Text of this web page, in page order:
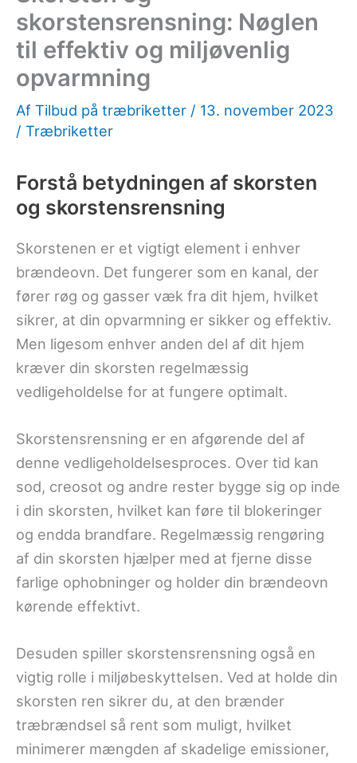
skorstensrensning: Nøglen
til effektiv og miljøvenlig
opvarmning
Af Tilbud på træbriketter / 13. november 2023
/ Træbriketter
Forstå betydningen af ​​skorsten
og skorstensrensning
Skorstenen er et vigtigt element i enhver
brændeovn. Det fungerer som en kanal, der
fører røg og gasser væk fra dit hjem, hvilket
sikrer, at din opvarmning er sikker og effektiv.
Men ligesom enhver anden del af dit hjem
kræver din skorsten regelmæssig
vedligeholdelse for at fungere optimalt.
Skorstensrensning er en afgørende del af
denne vedligeholdelsesproces. Over tid kan
sod, creosot og andre rester bygge sig op inde
i din skorsten, hvilket kan føre til blokeringer
og endda brandfare. Regelmæssig rengøring
af din skorsten hjælper med at fjerne disse
farlige ophobninger og holder din brændeovn
kørende effektivt.
Desuden spiller skorstensrensning også en
vigtig rolle i miljøbeskyttelsen. Ved at holde din
skorsten ren sikrer du, at den brænder
træbrændsel så rent som muligt, hvilket
minimerer mængden af ​​skadelige emissioner,